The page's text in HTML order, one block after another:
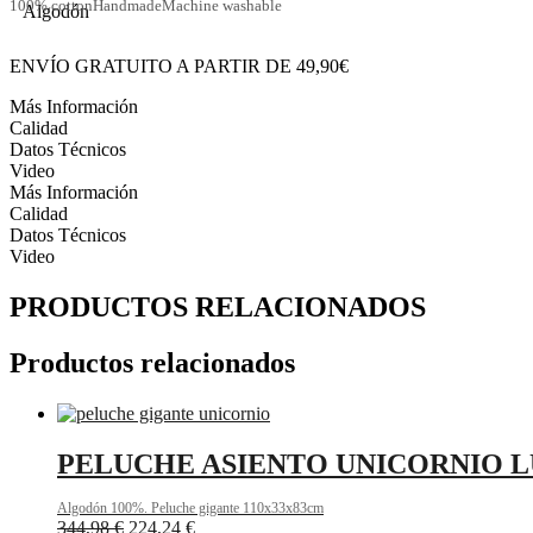
100% cottonHandmadeMachine washable
ENVÍO GRATUITO A PARTIR DE 49,90€
Más Información
Calidad
Datos Técnicos
Video
Más Información
Calidad
Datos Técnicos
Video
PRODUCTOS RELACIONADOS
Productos relacionados
PELUCHE ASIENTO UNICORNIO
Algodón 100%. Peluche gigante 110x33x83cm
344,98€ 224,24 €